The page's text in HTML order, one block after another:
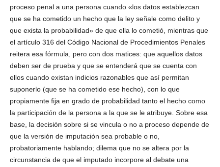
proceso penal a una persona cuando «los datos establezcan
que se ha cometido un hecho que la ley señale como delito y
que exista la probabilidad» de que ella lo cometió, mientras que
el artículo 316 del Código Nacional de Procedimientos Penales
reitera esa fórmula, pero con dos matices: que aquellos datos
deben ser de prueba y que se entenderá que se cuenta con
ellos cuando existan indicios razonables que así permitan
suponerlo (que se ha cometido ese hecho), con lo que
propiamente fija en grado de probabilidad tanto el hecho como
la participación de la persona a la que se le atribuye. Sobre esa
base, la decisión sobre si se vincula o no a proceso depende de
que la versión de imputación sea probable o no,
probatoriamente hablando; dilema que no se altera por la
circunstancia de que el imputado incorpore al debate una